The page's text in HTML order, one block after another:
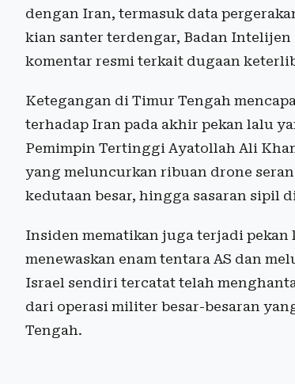
dengan Iran, termasuk data
kian santer terdengar, Badan
komentar resmi terkait dugaan
Ketegangan di Timur Tengah
terhadap Iran pada akhir pekan lalu
Pemimpin Tertinggi Ayatollah Ali
yang meluncurkan ribuan drone
kedutaan besar, hingga sasaran sipil
Insiden mematikan juga terjadi
menewaskan enam tentara AS dan
Israel sendiri tercatat telah
dari operasi militer besar-besaran
Tengah.